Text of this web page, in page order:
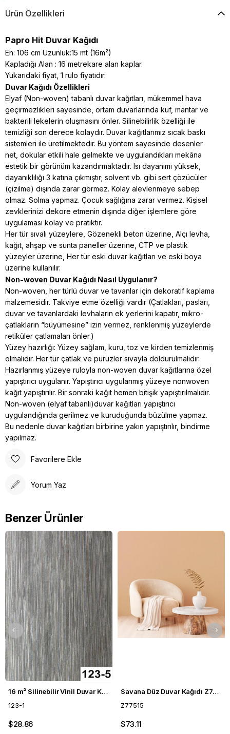
Ürün Özellikleri
Papro Hit Duvar Kağıdı
En: 106 cm Uzunluk:15 mt (16m²)
Kapladığı Alan : 16 metrekare alan kaplar.
Yukarıdaki fiyat, 1 rulo fiyatıdır.
Duvar Kağıdı Özellikleri
Elyaf (Non-woven) tabanlı duvar kağıtları, mükemmel hava
geçirmezlikleri sayesinde, ortam duvarlarında küf, mantar ve
bakterili lekelerin oluşmasını önler. Silinebilirlik özelliği ile
temizliği son derece kolaydır. Duvar kağıtlarımız sıcak baskı
sistemleri ile üretilmektedir. Bu yöntem sayesinde desenler
net, dokular etkili hale gelmekte ve uygulandıkları mekâna
estetik bir görünüm kazandırmaktadır. Isı dayanımı yüksek,
dayanıklılığı 3 katına çıkmıştır; solvent vb. gibi sert çözücüler
(çizilme) dışında zarar görmez. Kolay alevlenmeye sebep
olmaz. Solma yapmaz. Çocuk sağlığına zarar vermez. Kişisel
zevklerinizi dekore etmenin dışında diğer işlemlere göre
uygulaması kolay ve pratiktir.
Her tür sıvalı yüzeylere, Gözenekli beton üzerine, Alçı levha,
kağıt, ahşap ve sunta paneller üzerine, CTP ve plastik
yüzeyler üzerine, Her tür eski duvar kağıtları ve eski boya
üzerine kullanılır.
Non-woven Duvar Kağıdı Nasıl Uygulanır?
Non-woven, her türlü duvar ve tavanlar için dekoratif kaplama
malzemesidir. Takviye etme özelliği vardır (Çatlakları, pasları,
duvar ve tavanlardaki levhaların ek yerlerini kapatır, mikro-
çatlakların “büyümesine” izin vermez, renklenmiş yüzeylerde
retiküler çatlamaları önler.)
Yüzey hazırlığı: Yüzey sağlam, kuru, toz ve kirden temizlenmiş
olmalıdır. Her tür çatlak ve pürüzler sıvayla doldurulmalıdır.
Hazırlanmış yüzeye ruloyla non-woven duvar kağıtlarına özel
yapıştırıcı uygulanır. Yapıştırıcı uygulanmış yüzeye nonwoven
kağıt yapıştırılır. Bir sonraki kağıt hemen bitişik yapıştırılmalıdır.
Non-woven (elyaf tabanlı)duvar kağıtları yapıştırıcı
uygulandığında gerilmez ve kuruduğunda büzülme yapmaz.
Bu nedenle duvar kağıtları birbirine yakın yapıştırılır, bindirme
yapılmaz.
Favorilere Ekle
Yorum Yaz
Benzer Ürünler
16 m² Silinebilir Vinil Duvar Kağıdı DH-123
123-1
$28.86
Savana Düz Duvar Kağıdı Z77515
Z77515
$73.11